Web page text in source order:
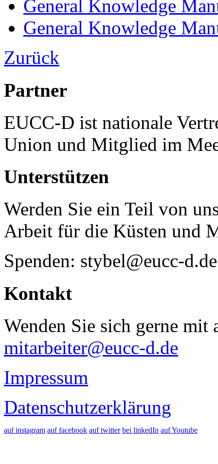
General Knowledge
General Knowledge
Zurück
Partner
EUCC-D ist nationale
Union und Mitglied im
Unterstützen
Werden Sie ein Teil von
Arbeit für die Küsten und
Spenden: stybel@eucc-d.de
Kontakt
Wenden Sie sich gerne mit
mitarbeiter@eucc-d.de
Impressum
Datenschutzerklärung
auf instagram auf facebook auf twitter bei linkedIn auf Youtube